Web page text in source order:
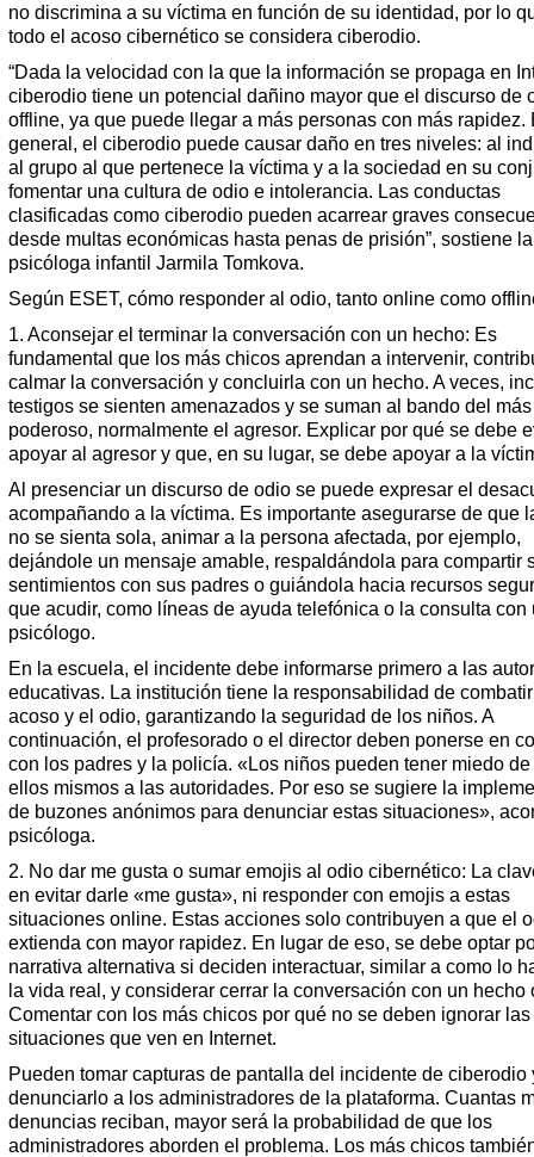
no discrimina a su víctima en función de su identidad, por lo
todo el acoso cibernético se considera ciberodio.
“Dada la velocidad con la que la información se propaga en
ciberodio tiene un potencial dañino mayor que el discurso de
offline, ya que puede llegar a más personas con más rapidez.
general, el ciberodio puede causar daño en tres niveles: al
al grupo al que pertenece la víctima y a la sociedad en su
fomentar una cultura de odio e intolerancia. Las conductas
clasificadas como ciberodio pueden acarrear graves
desde multas económicas hasta penas de prisión”, sostiene la
psicóloga infantil Jarmila Tomkova.
Según ESET, cómo responder al odio, tanto online como
1. Aconsejar el terminar la conversación con un hecho: Es
fundamental que los más chicos aprendan a intervenir,
calmar la conversación y concluirla con un hecho. A veces,
testigos se sienten amenazados y se suman al bando del más
poderoso, normalmente el agresor. Explicar por qué se debe
apoyar al agresor y que, en su lugar, se debe apoyar a la
Al presenciar un discurso de odio se puede expresar el
acompañando a la víctima. Es importante asegurarse de que
no se sienta sola, animar a la persona afectada, por ejemplo,
dejándole un mensaje amable, respaldándola para compartir
sentimientos con sus padres o guiándola hacia recursos
que acudir, como líneas de ayuda telefónica o la consulta con
psicólogo.
En la escuela, el incidente debe informarse primero a las
educativas. La institución tiene la responsabilidad de
acoso y el odio, garantizando la seguridad de los niños. A
continuación, el profesorado o el director deben ponerse en
con los padres y la policía. «Los niños pueden tener miedo
ellos mismos a las autoridades. Por eso se sugiere la
de buzones anónimos para denunciar estas situaciones»,
psicóloga.
2. No dar me gusta o sumar emojis al odio cibernético: La
en evitar darle «me gusta», ni responder con emojis a estas
situaciones online. Estas acciones solo contribuyen a que el
extienda con mayor rapidez. En lugar de eso, se debe optar
narrativa alternativa si deciden interactuar, similar a como lo
la vida real, y considerar cerrar la conversación con un hecho
Comentar con los más chicos por qué no se deben ignorar las
situaciones que ven en Internet.
Pueden tomar capturas de pantalla del incidente de ciberodio
denunciarlo a los administradores de la plataforma. Cuantas
denuncias reciban, mayor será la probabilidad de que los
administradores aborden el problema. Los más chicos